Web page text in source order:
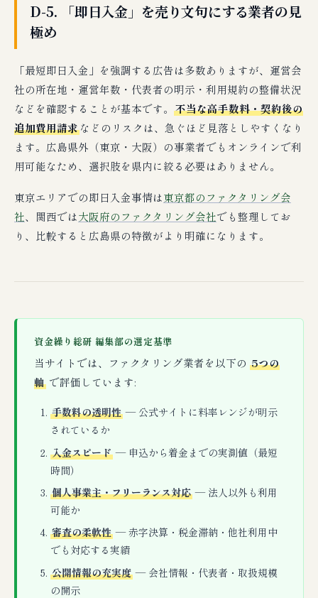
D-5. 「即日入金」を売り文句にする業者の見
極め
「最短即日入金」を強調する広告は多数ありますが、運営会
社の所在地・運営年数・代表者の明示・利用規約の整備状況
などを確認することが基本です。 不当な高手数料・契約後の
追加費用請求などのリスクは、急ぐほど見落としやすくなり
ます。広島県外（東京・大阪）の事業者でもオンラインで利
用可能なため、選択肢を県内に絞る必要はありません。
東京エリアでの即日入金事情は東京都のファクタリング会
社、関西では大阪府のファクタリング会社でも整理してお
り、比較すると広島県の特徴がより明確になります。
資金繰り総研 編集部の選定基準
当サイトでは、ファクタリング業者を以下の5つの
軸 で評価しています:
手数料の透明性— 公式サイトに料率レンジが明示
されているか
入金スピード— 申込から着金までの実測値（最短
時間）
個人事業主・フリーランス対応— 法人以外も利用
可能か
審査の柔軟性— 赤字決算・税金滞納・他社利用中
でも対応する実績
公開情報の充実度— 会社情報・代表者・取扱規模
の開示